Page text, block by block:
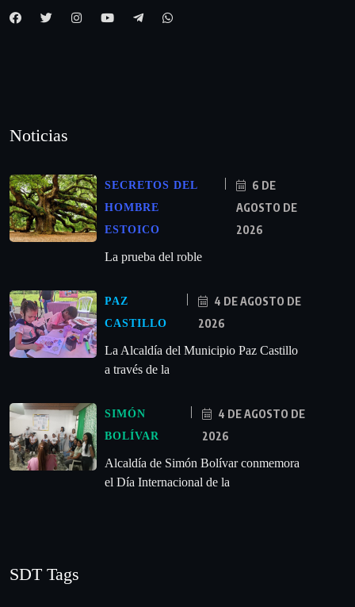
Noticias
SECRETOS DEL
HOMBRE
ESTOICO
6 DE
AGOSTO DE
2026
La prueba del roble
PAZ
CASTILLO
4 DE AGOSTO DE
2026
La Alcaldía del Municipio Paz Castillo
a través de la
SIMÓN
BOLÍVAR
4 DE AGOSTO DE
2026
Alcaldía de Simón Bolívar conmemora
el Día Internacional de la
SDT Tags